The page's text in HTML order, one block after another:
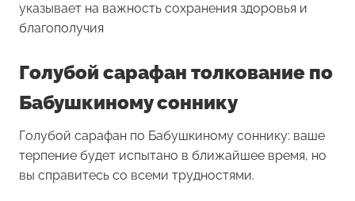
указывает на важность сохранения здоровья и
благополучия
Голубой сарафан толкование по
Бабушкиному соннику
Голубой сарафан по Бабушкиному соннику: ваше
терпение будет испытано в ближайшее время, но
вы справитесь со всеми трудностями.